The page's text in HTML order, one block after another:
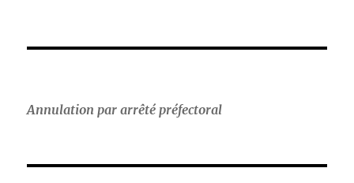
Annulation par arrêté préfectoral